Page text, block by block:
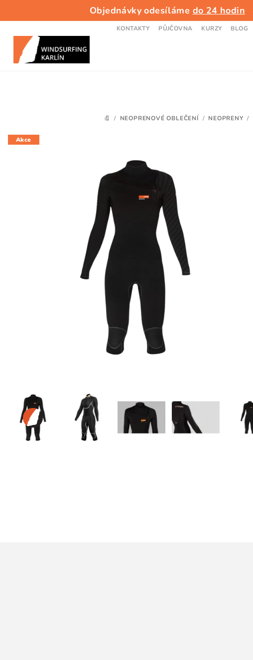
Objednávky odesíláme do 24 hodin
KONTAKTY PŮJČOVNA KURZY BLOG
DOMŮ
/ NEOPRENOVÉ OBLEČENÍ / NEOPRENY /
Akce